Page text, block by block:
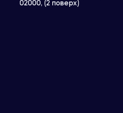
02000, (2 поверх)